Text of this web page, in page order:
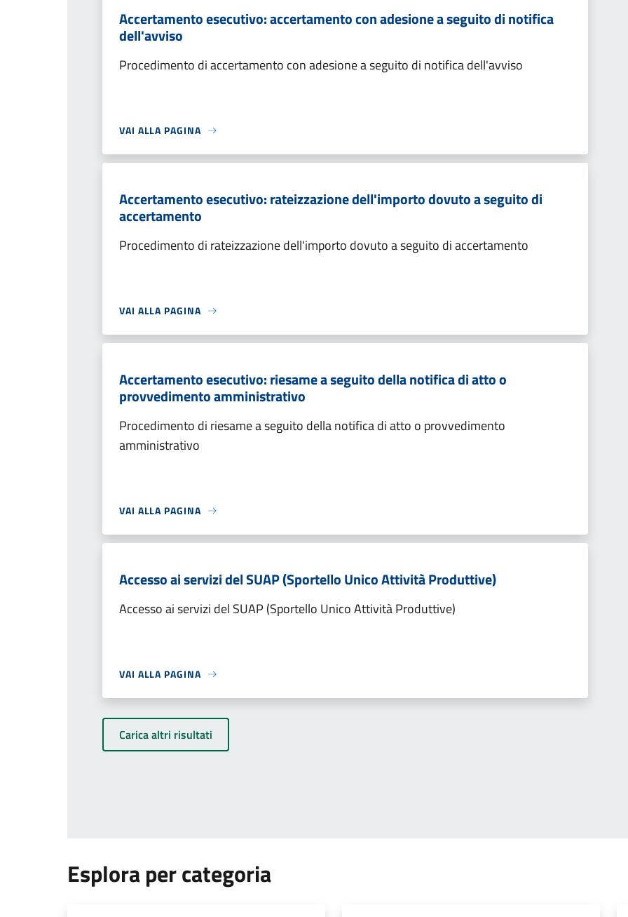
Accertamento esecutivo: accertamento con adesione a seguito di notifica
dell'avviso
Procedimento di accertamento con adesione a seguito di notifica dell'avviso
VAI ALLA PAGINA
Accertamento esecutivo: rateizzazione dell'importo dovuto a seguito di
accertamento
Procedimento di rateizzazione dell'importo dovuto a seguito di accertamento
VAI ALLA PAGINA
Accertamento esecutivo: riesame a seguito della notifica di atto o
provvedimento amministrativo
Procedimento di riesame a seguito della notifica di atto o provvedimento
amministrativo
VAI ALLA PAGINA
Accesso ai servizi del SUAP (Sportello Unico Attività Produttive)
Accesso ai servizi del SUAP (Sportello Unico Attività Produttive)
VAI ALLA PAGINA
Carica altri risultati
Esplora per categoria